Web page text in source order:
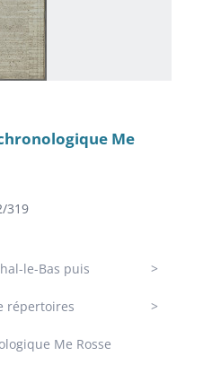
Me
319
le-Bas puis
répertoires
Me Rosse